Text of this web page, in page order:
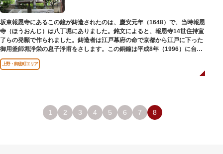
坂東報恩寺にあるこの鐘が鋳造されたのは、慶安元年（1648）で、当時報恩
寺（ほうおんじ）は八丁堀にありました。銘文によると、報恩寺14世住持宣
了らの発願で作られました。鋳造者は江戸幕府の命で京都から江戸に下った
御用釜師堀浄栄の息子浄甫をさします。この銅鐘は平成8年（1996）に台東
区有形文化財として登載されました。
上野・御徒町エリア
1 2 3 4 5 6 7 8